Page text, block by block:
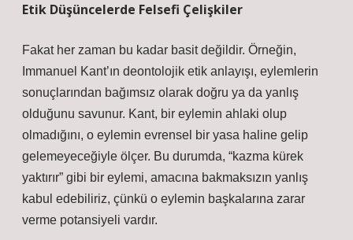
Etik Düşüncelerde Felsefi Çelişkiler
Fakat her zaman bu kadar basit değildir. Örneğin,
Immanuel Kant’ın deontolojik etik anlayışı, eylemlerin
sonuçlarından bağımsız olarak doğru ya da yanlış
olduğunu savunur. Kant, bir eylemin ahlaki olup
olmadığını, o eylemin evrensel bir yasa haline gelip
gelemeyeceğiyle ölçer. Bu durumda, “kazma kürek
yaktırır” gibi bir eylemi, amacına bakmaksızın yanlış
kabul edebiliriz, çünkü o eylemin başkalarına zarar
verme potansiyeli vardır.